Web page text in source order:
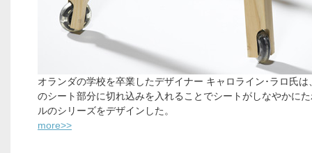
オランダの学校を卒業したデザイナー キャロライン･ラロ氏は
のシート部分に切れ込みを入れることでシートがしなやかに
ルのシリーズをデザインした。
more>>